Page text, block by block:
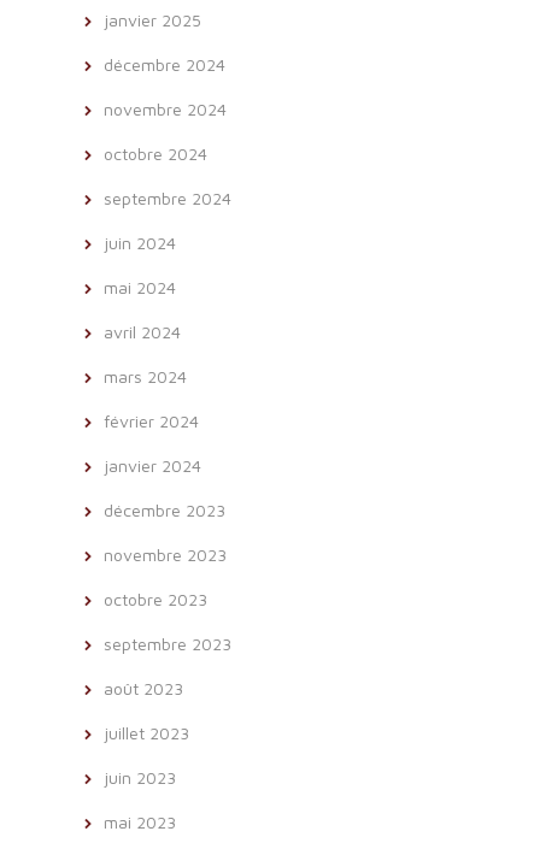
janvier 2025
décembre 2024
novembre 2024
octobre 2024
septembre 2024
juin 2024
mai 2024
avril 2024
mars 2024
février 2024
janvier 2024
décembre 2023
novembre 2023
octobre 2023
septembre 2023
août 2023
juillet 2023
juin 2023
mai 2023